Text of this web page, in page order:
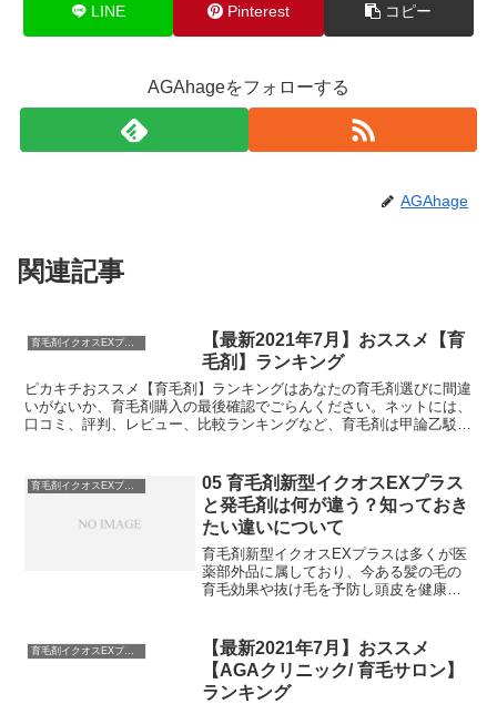
LINE Pinterest コピー
AGAhageをフォローする
AGAhage
関連記事
【最新2021年7月】おススメ【育
毛剤】ランキング
ピカキチおススメ【育毛剤】ランキングはあなたの育毛剤選びに間違
いがないか、育毛剤購入の最後確認でごらんください。ネットには、
口コミ、評判、レビュー、比較ランキングなど、育毛剤は甲論乙駁の
05 育毛剤新型イクオスEXプラス
と発毛剤は何が違う？知っておき
たい違いについて
育毛剤新型イクオスEXプラスは多くが医
薬部外品に属しており、今ある髪の毛の
育毛効果や抜け毛を予防し頭皮を健康に
薬と処方されるものです。効き目があり
そうな文言の商品には気を付けましょ
う。
育毛剤イクオスEXプラスの考察
【最新2021年7月】おススメ
【AGAクリニック/ 育毛サロン】
ランキング